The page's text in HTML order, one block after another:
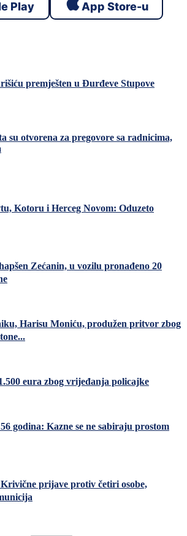
Play App Store-u
premješten u Đurđeve Stupove
su otvorena za pregovore sa radnicima,
Kotoru i Herceg Novom: Oduzeto
Zećanin, u vozilu pronađeno 20
Harisu Moniću, produžen pritvor zbog
eura zbog vrijeđanja policajke
godina: Kazne se ne sabiraju prostom
prijave protiv četiri osobe,